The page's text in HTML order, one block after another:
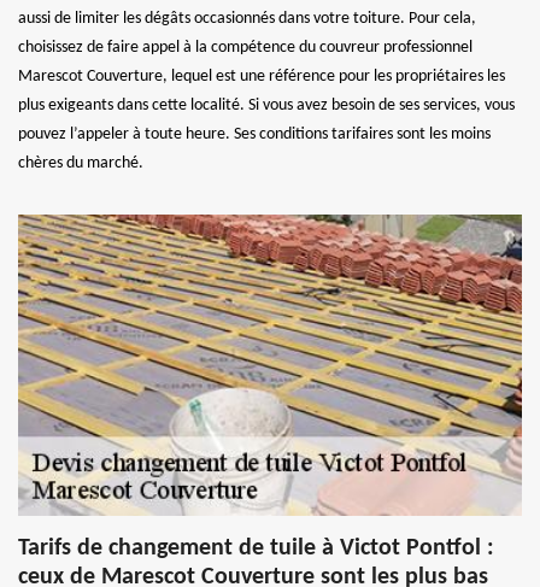
aussi de limiter les dégâts occasionnés dans votre toiture. Pour cela,
choisissez de faire appel à la compétence du couvreur professionnel
Marescot Couverture, lequel est une référence pour les propriétaires les
plus exigeants dans cette localité. Si vous avez besoin de ses services, vous
pouvez l’appeler à toute heure. Ses conditions tarifaires sont les moins
chères du marché.
Tarifs de changement de tuile à Victot Pontfol :
ceux de Marescot Couverture sont les plus bas